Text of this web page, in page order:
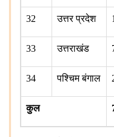
32 उत्तर प्रदेश
33 उत्तराखंड
34 पश्चिम बंगाल
कुल